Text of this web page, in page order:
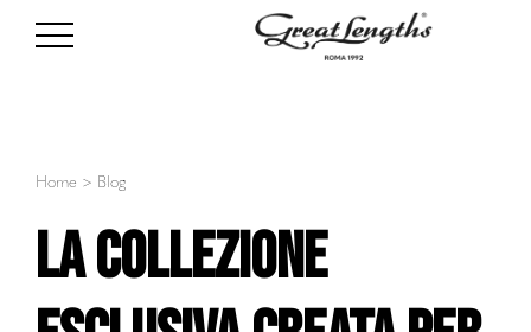
Home > Blog
La collezione